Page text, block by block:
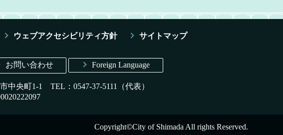
ウェブアクセシビリティ方針 サイトマップ
お問い合わせ Foreign Language
中央町1-1 TEL：0547-37-5111（代表）
Copyright©City of Shimada All rights Reserved.